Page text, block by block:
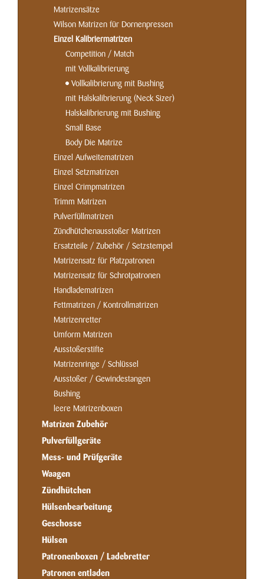
Matrizensätze
Wilson Matrizen für Dornenpressen
Einzel Kalibriermatrizen
Competition / Match
mit Vollkalibrierung
Vollkalibrierung mit Bushing
mit Halskalibrierung (Neck Sizer)
Halskalibrierung mit Bushing
Small Base
Body Die Matrize
Einzel Aufweitematrizen
Einzel Setzmatrizen
Einzel Crimpmatrizen
Trimm Matrizen
Pulverfüllmatrizen
Zündhütchenausstoßer Matrizen
Ersatzteile / Zubehör / Setzstempel
Matrizensatz für Platzpatronen
Matrizensatz für Schrotpatronen
Handladematrizen
Fettmatrizen / Kontrollmatrizen
Matrizenretter
Umform Matrizen
Ausstoßerstifte
Matrizenringe / Schlüssel
Ausstoßer / Gewindestangen
Bushing
leere Matrizenboxen
Matrizen Zubehör
Pulverfüllgeräte
Mess- und Prüfgeräte
Waagen
Zündhütchen
Hülsenbearbeitung
Geschosse
Hülsen
Patronenboxen / Ladebretter
Patronen entladen